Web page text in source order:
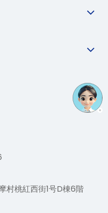
村桃紅西街1号D棟6階